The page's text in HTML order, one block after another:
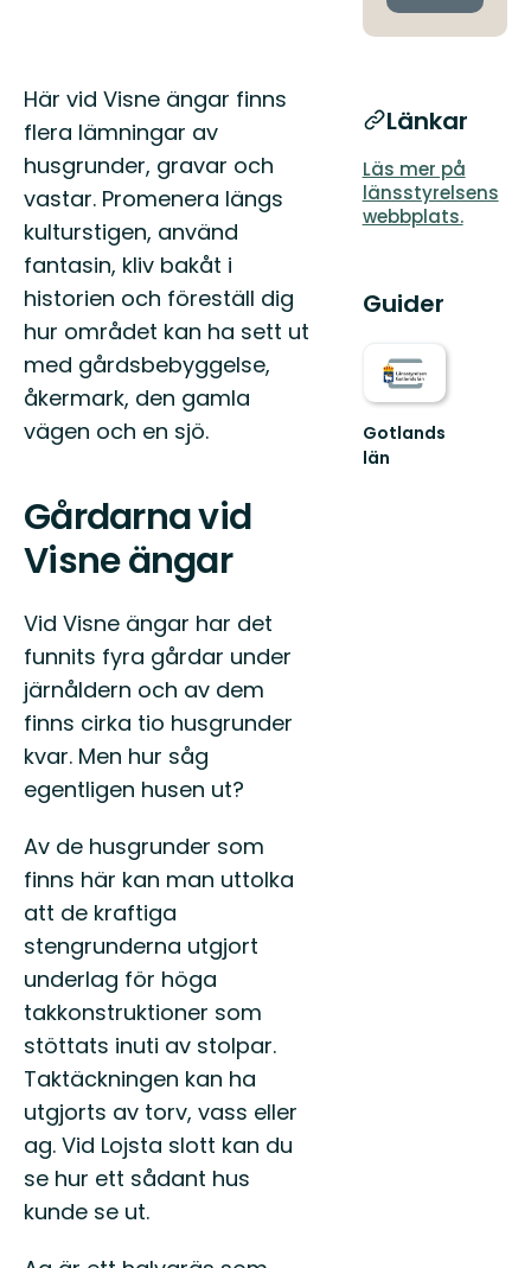
Beskrivning
Här vid Visne ängar finns
flera lämningar av
husgrunder, gravar och
vastar. Promenera längs
kulturstigen, använd
fantasin, kliv bakåt i
historien och föreställ dig
hur området kan ha sett ut
med gårdsbebyggelse,
åkermark, den gamla
vägen och en sjö.
Gårdarna vid
Visne ängar
Vid Visne ängar har det
funnits fyra gårdar under
järnåldern och av dem
finns cirka tio husgrunder
kvar. Men hur såg
egentligen husen ut?
Av de husgrunder som
finns här kan man uttolka
att de kraftiga
stengrunderna utgjort
underlag för höga
takkonstruktioner som
stöttats inuti av stolpar.
Taktäckningen kan ha
utgjorts av torv, vass eller
ag. Vid Lojsta slott kan du
se hur ett sådant hus
kunde se ut.
Länkar
Läs mer på
länsstyrelsens
webbplats.
Guider
Gotlands
län